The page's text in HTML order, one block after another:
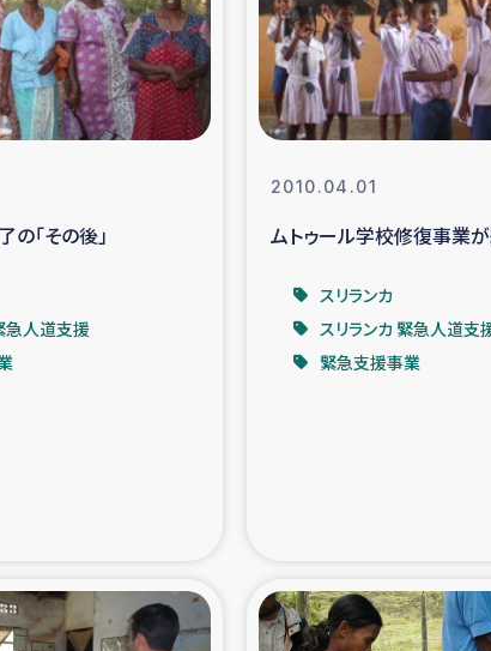
石巻市街地在宅被災者支援
仮設住宅生活支援・農業復興支援
インターン・ボランティア日誌
ガザ地区における羊の畜産支援
民際教育
の「その後」
急人道支援
2010.04.01
ムトゥール学校修復事業
スリランカ
スリランカ 緊急人道支
緊急支援事業